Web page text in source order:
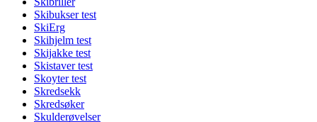
Skibukser test
SkiErg
Skihjelm test
Skijakke test
Skistaver test
Skoyter test
Skredsekk
Skredsøker
Skulderøvelser